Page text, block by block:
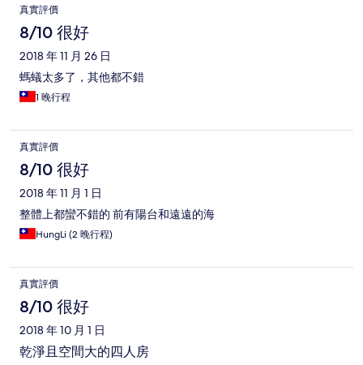
真實評價
8/10 很好
2018 年 11 月 26 日
螞蟻太多了，其他都不錯
1 晚行程
真實評價
8/10 很好
2018 年 11 月 1 日
整體上都蠻不錯的 前有陽台和遠遠的海
HungLi (2 晚行程)
真實評價
8/10 很好
2018 年 10 月 1 日
乾淨且空間大的四人房